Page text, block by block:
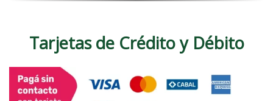
Tarjetas de Crédito y Débito